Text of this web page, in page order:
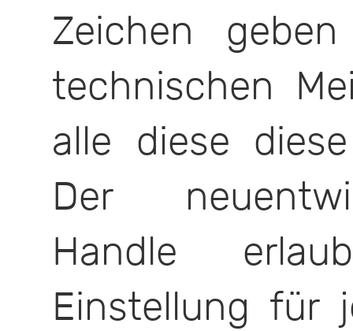
Zeichen
technischen
alle diese
Der
Handle
Einstellung für